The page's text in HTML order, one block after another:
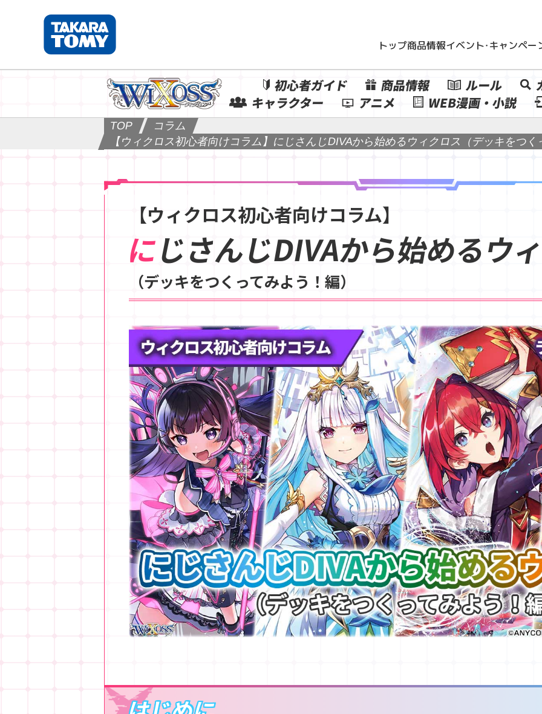
トップ商品情報イベント・キャンペー
初心者ガイド 商品情報 ルール
キャラクター
アニメ WEB漫画・小説
TOP
コラム
【ウィクロス初心者向けコラム】にじさんじDIVAから始めるウィクロス（デッキをつ
【ウィクロス初心者向けコラム】
にじさんじDIVAから始めるウ
（デッキをつくってみよう！編）